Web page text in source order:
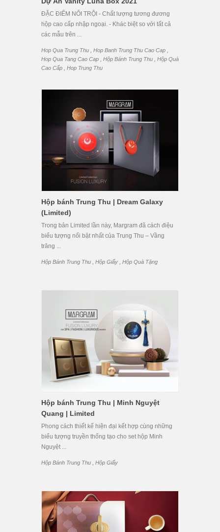
ĐẶC ĐIỂM NỔI TRỘI - Chất lượng tương đương
hộp cao cấp nhập ngoại. - Khác biệt so với tất cả
các mẫu trên ...
Hop Qua Trung Thu , Hop Banh Trung Thu Cao Cap ,
Hop Qua Tang Cao Cap , Hộp Bánh Trung Thu , Hộp Quà
Cao Cấp , Hop Trung Thu
Hộp bánh Trung Thu | Dream Galaxy
(Limited)
Trong bản Limited lần này, Margram đã cách điệu
biểu tượng nổi bật nhất của Trung Thu – Vầng
trăng ...
Hộp Bánh Trung Thu , Hộp Giấy , Hộp Quà Tặng
Hộp bánh Trung Thu | Minh Nguyệt
Quang | Limited
Phong cách thiết kế hiện đại kết hợp cùng những
biểu tượng truyền thống tạo cho set hộp Minh
Nguyệt ...
Hộp Bánh Trung Thu , Hộp Giấy